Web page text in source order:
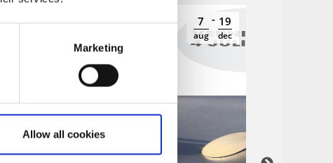
Marketing
Allow all cookies
7
aug
- 19
dec